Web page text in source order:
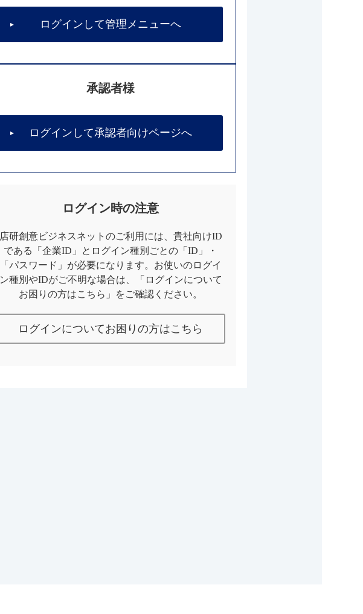
ログインして管理メニューへ
承認者様
ログインして承認者向けページへ
ログイン時の注意
店研創意ビジネスネットのご利用には、貴社向けID
である「企業ID」とログイン種別ごとの「ID」・
「パスワード」が必要になります。お使いのログイ
ン種別やIDがご不明な場合は、「ログインについて
お困りの方はこちら」をご確認ください。
ログインについてお困りの方はこちら